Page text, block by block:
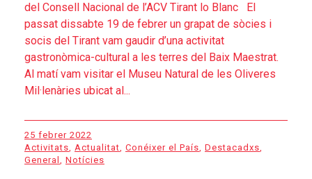
del Consell Nacional de l’ACV Tirant lo Blanc El
passat dissabte 19 de febrer un grapat de sòcies i
socis del Tirant vam gaudir d’una activitat
gastronòmica-cultural a les terres del Baix Maestrat.
Al matí vam visitar el Museu Natural de les Oliveres
Mil·lenàries ubicat al...
25 febrer 2022
Activitats, Actualitat, Conéixer el País, Destacadxs,
General , Notícies